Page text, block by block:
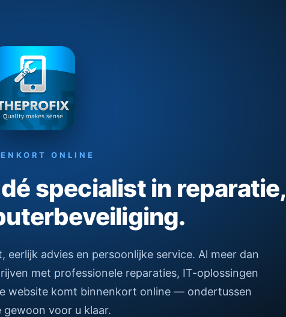
ONLINE
specialist in reparatie,
eerlijk advies en persoonlijke service. Al meer dan
met professionele reparaties, IT-oplossingen
website komt binnenkort online — ondertussen
gewoon voor u klaar.